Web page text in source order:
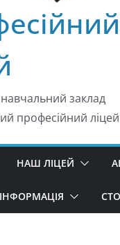
заклад
професійний ліцей
НАШ ЛІЦЕЙ